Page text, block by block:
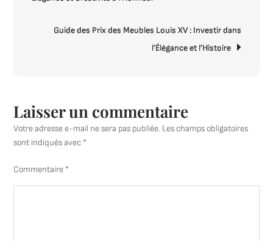
l’article
Guide des Prix des Meubles Louis XV : Investir dans
l’Élégance et l’Histoire
Laisser un commentaire
Votre adresse e-mail ne sera pas publiée. Les champs obligatoires
sont indiqués avec *
Commentaire *